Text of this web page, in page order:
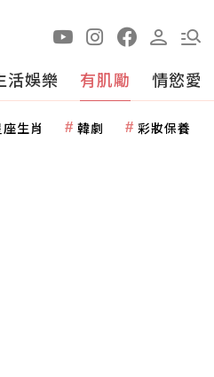
活娛樂 有肌勵 情慾愛
座生肖 韓劇 彩妝保養